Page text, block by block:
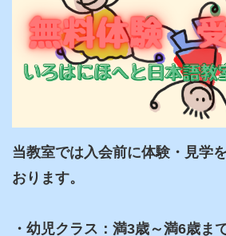
当教室では入会前に体験・見学
おります。
・幼児クラス：満3歳～満6歳ま